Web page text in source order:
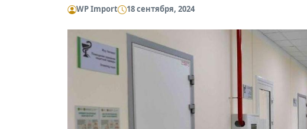
WP Import 18 сентября, 2024